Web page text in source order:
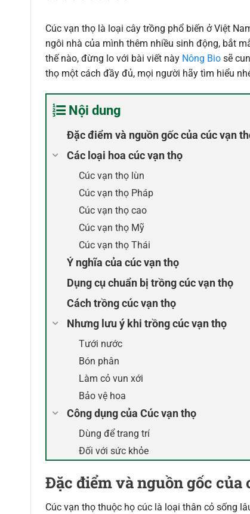
Cúc vạn thọ là loại cây trồng phổ biến ở Việt
ngôi nhà của mình thêm nhiều sinh động, bắt
thế nào, đừng lo với bài viết này Nông Bio sẽ
thọ một cách đầy đủ, mọi người hãy tìm hiểu
Nội dung
Đặc điểm và nguồn gốc của cúc vạn
Các loại hoa cúc vạn thọ
Cúc vạn thọ lùn
Cúc vạn thọ Pháp
Cúc vạn thọ cao
Cúc vạn thọ Mỹ
Cúc vạn thọ Thái
Ý nghĩa của cúc vạn thọ
Dụng cụ chuẩn bị trồng cúc vạn thọ
Cách trồng cúc vạn thọ
Nhưng lưu ý khi trồng cúc vạn thọ
Tưới nước
Bón phân
Làm cỏ vun xới
Bảo vệ hoa
Công dụng của Cúc vạn thọ
Dùng để trang trí
Đối với sức khỏe
Đặc điểm và nguồn gốc của
Cúc vạn thọ thuộc họ cúc là loại thân cỏ sống